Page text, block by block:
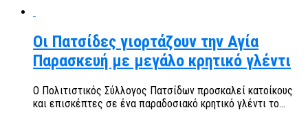
Οι Πατσίδες γιορτάζουν την Αγία
Παρασκευή με μεγάλο κρητικό γλέντι
Ο Πολιτιστικός Σύλλογος Πατσίδων προσκαλεί κατοίκους
και επισκέπτες σε ένα παραδοσιακό κρητικό γλέντι το...